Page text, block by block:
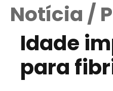
Notícia /
Idade
para